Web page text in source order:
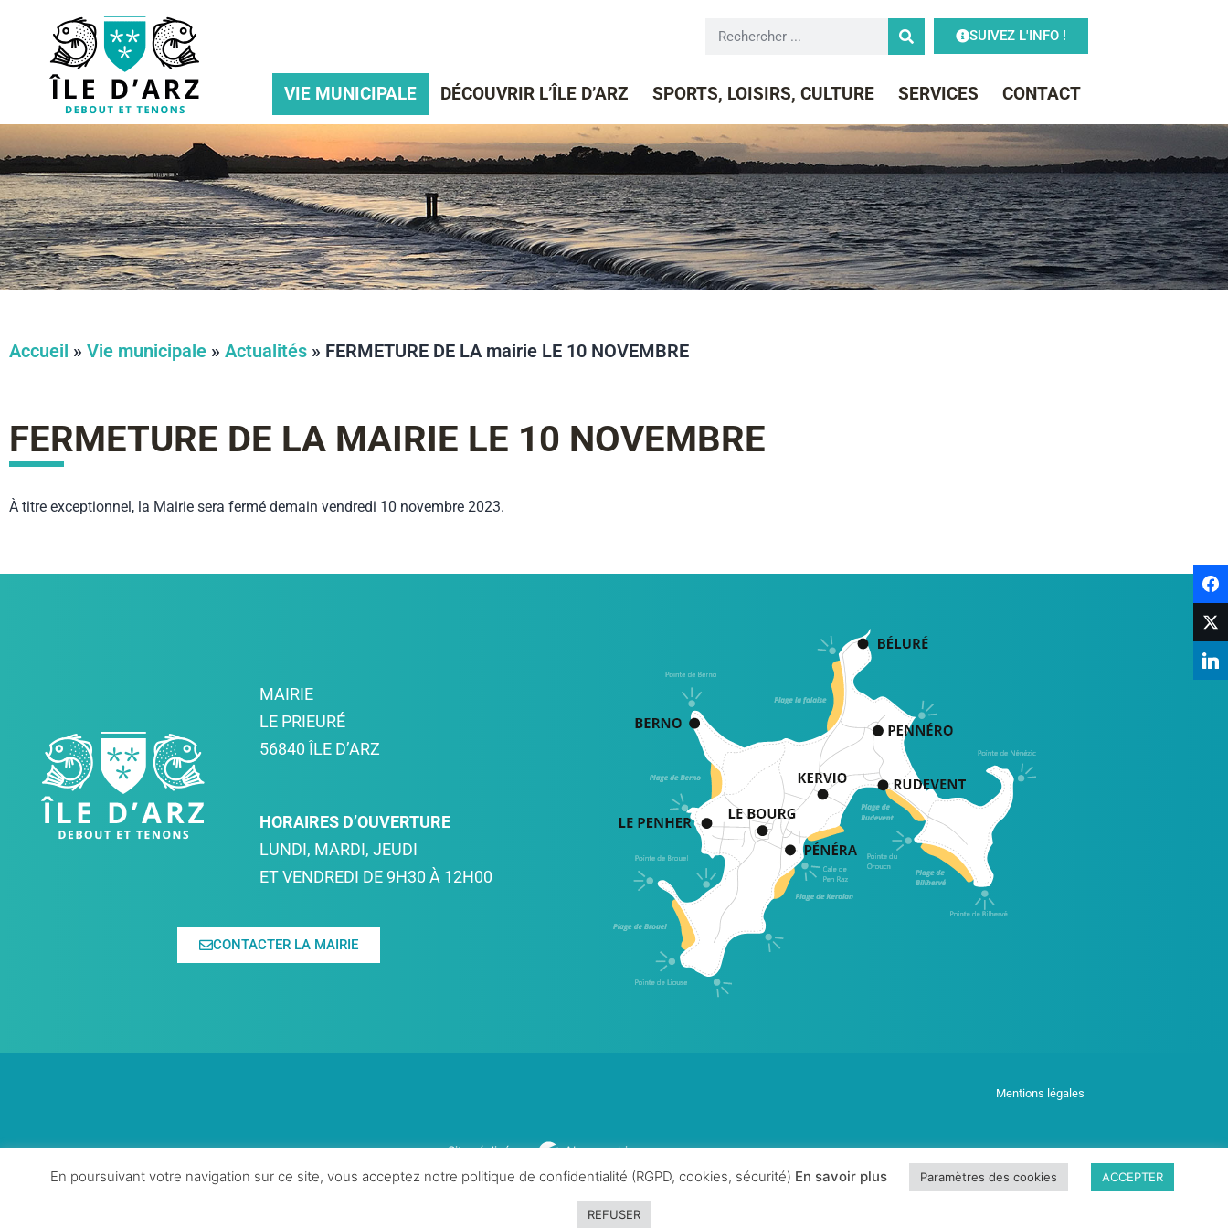
SUIVEZ L'INFO !
VIE MUNICIPALE DÉCOUVRIR L’ÎLE D’ARZ SPORTS, LOISIRS, CULTURE SERVICES CONTACT
Accueil » Vie municipale » Actualités » FERMETURE DE LA mairie LE 10 NOVEMBRE
FERMETURE DE LA MAIRIE LE 10 NOVEMBRE
À titre exceptionnel, la Mairie sera fermé demain vendredi 10 novembre 2023.
MAIRIE
LE PRIEURÉ
56840 ÎLE D’ARZ
HORAIRES D’OUVERTURE
LUNDI, MARDI, JEUDI
ET VENDREDI DE 9H30 À 12H00
CONTACTER LA MAIRIE
Mentions légales
Site réalisé par Abergraphique
En poursuivant votre navigation sur ce site, vous acceptez notre politique de confidentialité (RGPD, cookies, sécurité) En savoir plus Paramètres des cookies ACCEPTER
REFUSER